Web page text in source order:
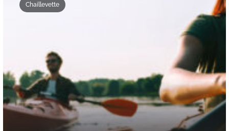
Chaillevette